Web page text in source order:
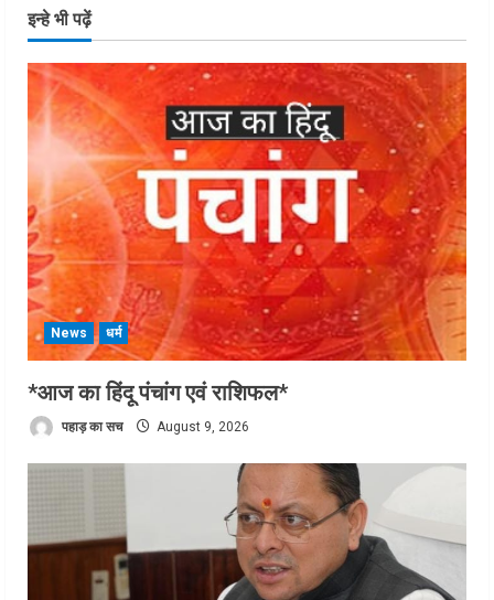
इन्हे भी पढ़ें
News धर्म
*आज का हिंदू पंचांग एवं राशिफल*
पहाड़ का सच August 9, 2026